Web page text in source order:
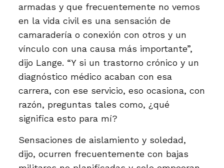
armadas y que frecuentemente no vemos
en la vida civil es una sensación de
camaradería o conexión con otros y un
vínculo con una causa más importante”,
dijo Lange. “Y si un trastorno crónico y un
diagnóstico médico acaban con esa
carrera, con ese servicio, eso ocasiona, con
razón, preguntas tales como, ¿qué
significa esto para mí?
Sensaciones de aislamiento y soledad,
dijo, ocurren frecuentemente con bajas